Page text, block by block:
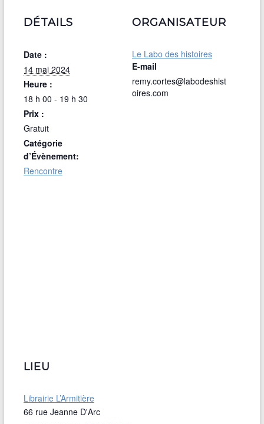
DÉTAILS
Date :
14 mai 2024
Heure :
18 h 00 - 19 h 30
Prix :
Gratuit
Catégorie
d’Évènement:
Rencontre
ORGANISATEUR
Le Labo des histoires
E-mail
remy.cortes@labodeshist
oires.com
LIEU
Librairie L’Armitière
66 rue Jeanne D'Arc